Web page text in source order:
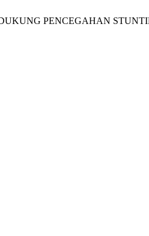
PENCEGAHAN